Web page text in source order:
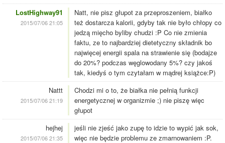
LostHighway91
2015/07/06 21:05
Natt, nie pisz głupot za przeproszeniem, białko
też dostarcza kalorii, gdyby tak nie było chłopy co
jedzą mięcho byliby chudzi :P Co nie zmienia
faktu, ze to najbardziej dietetyczny składnik bo
najwięcej energii spala na strawienie się (bodajze
do 20%? podczas węglowodany 5%? czy jakoś
tak, kiedyś o tym czytałam w mądrej książce:P)
Nattt
2015/07/06 21:19
Chodzi mi o to, że białka nie pełnią funkcji
energetycznej w organizmie ;) nie piszę więc
głupot
hejhej
2015/07/06 21:35
jeśli nie zjeść jako zupę to idzie to wypić jak sok,
więc nie będzie problemu ze zmarnowaniem :P.